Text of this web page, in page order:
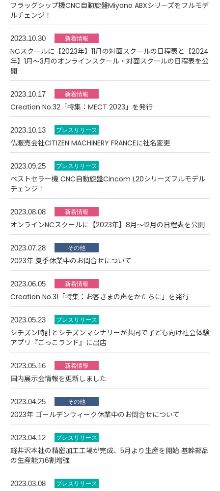
フラッグシップ機CNC自動旋盤Miyano ABXシリーズをフルモデ
ルチェンジ！
2023.10.30
NCスクールに【2023年】11月の対面スクールの日程表と【2024
年】1月～3月のオンラインスクール・対面スクールの日程表を公
開
2023.10.17
Creation No.32「特集：MECT 2023」を発行
2023.10.13
仏販売会社CITIZEN MACHINERY FRANCEに社名変更
2023.09.25
ベストセラー機 CNC自動旋盤Cincom L20シリーズフルモデル
チェンジ！
2023.08.08
オンラインNCスクールに【2023年】8月～12月の日程表を公開
2023.07.28
2023年 夏季休業中のお問合せについて
2023.06.05
Creation No.31「特集：お客さまの声をかたちに」を発行
2023.05.23
シチズン時計とシチズンマシナリーが共同で子ども向け社会体験
アプリ『ごっこランド』に出店
2023.05.16
国内展示会情報を更新しました
2023.04.25
2023年 ゴールデンウィーク休業中のお問合せについて
2023.04.12
軽井沢本社の精密加工工場が完成、5月より生産を開始 基幹部品
の生産能力6割増強
2023.03.08